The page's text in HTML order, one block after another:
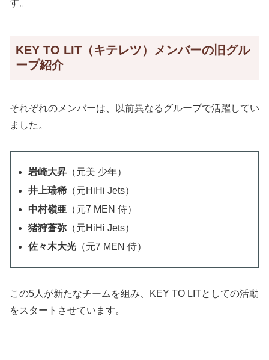
す。
KEY TO LIT（キテレツ）メンバーの旧グル
ープ紹介
それぞれのメンバーは、以前異なるグループで活躍してい
ました。
岩崎大昇 （元美 少年）
井上瑞稀 （元HiHi Jets）
中村嶺亜 （元7 MEN 侍）
猪狩蒼弥 （元HiHi Jets）
佐々木大光 （元7 MEN 侍）
この5人が新たなチームを組み、KEY TO LITとしての活動
をスタートさせています。